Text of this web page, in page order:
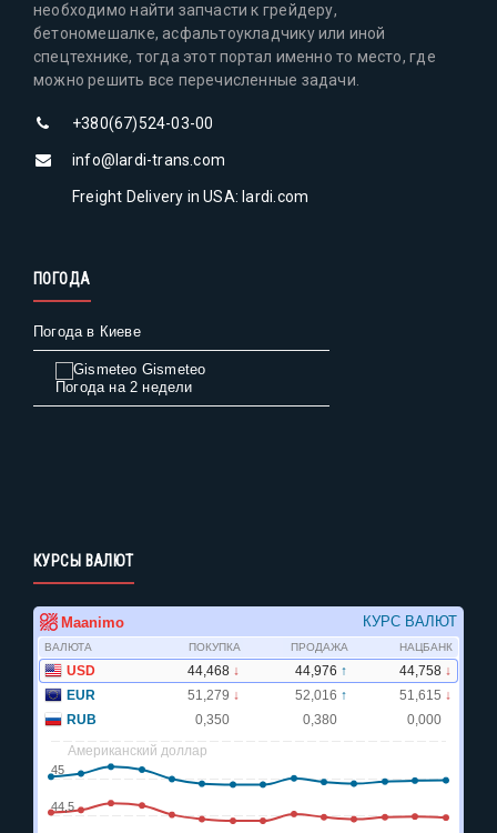
необходимо найти запчасти к грейдеру,
бетономешалке, асфальтоукладчику или иной
спецтехнике, тогда этот портал именно то место, где
можно решить все перечисленные задачи.
+380(67)524-03-00
info@lardi-trans.com
Freight Delivery in USA: lardi.com
ПОГОДА
Погода в Киеве
Gismeteo
Погода на 2 недели
КУРСЫ ВАЛЮТ